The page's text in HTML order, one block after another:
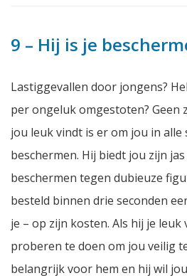
9 – Hij is je
Lastiggevallen door jongens?
per ongeluk omgestoten? Geen
jou leuk vindt is er om jou in alle
beschermen. Hij biedt jou zijn
beschermen tegen dubieuze
besteld binnen drie seconden
je – op zijn kosten. Als hij je leuk
proberen te doen om jou veilig
belangrijk voor hem en hij wil